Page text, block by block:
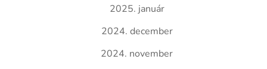
2025. január
2024. december
2024. november